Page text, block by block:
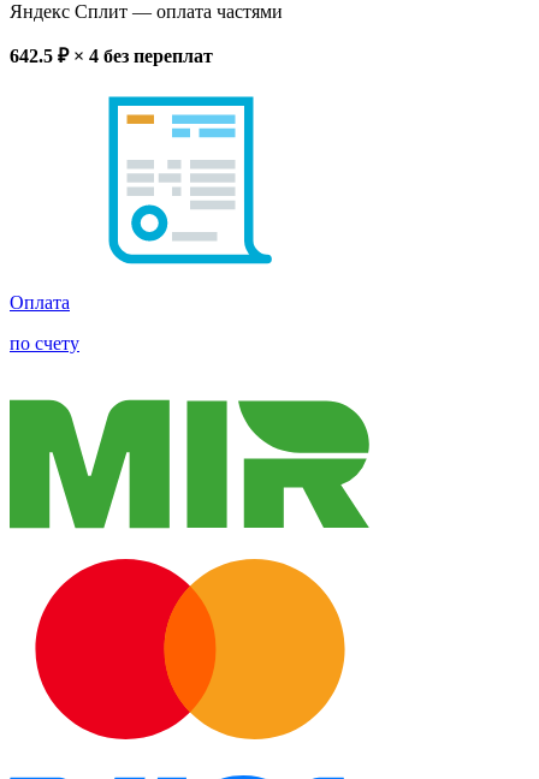
Яндекс Сплит — оплата частями
642.5 ₽ × 4 без переплат
Оплата
по счету